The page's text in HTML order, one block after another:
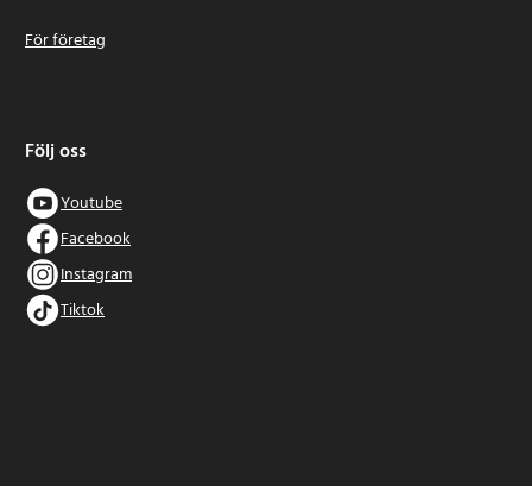
För företag
Följ oss
Youtube
Facebook
Instagram
Tiktok